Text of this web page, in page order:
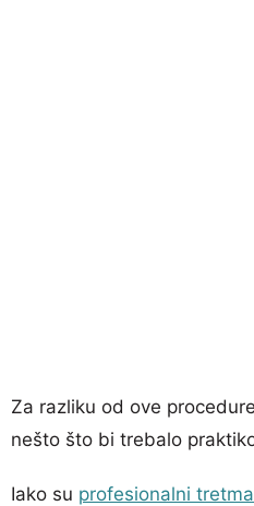
Za razliku od ove
nešto što bi trebalo
Iako su profesionalni